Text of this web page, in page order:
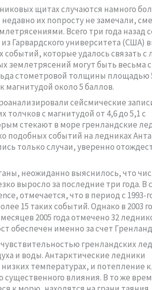
щитах случаются намного
их попросту не замечали,
Всего три года назад
Гарвардского университета (США)
которые удалось связать с
землетрясений могут быть весьма
стометровой толщины площадью
около 5 баллов.
сейсмические
толчков с магнитудой от 4,6 до 5,1 с
стекают в море гренландские
подобных событий на ледниках
только случаи, уверенно
неожиданно выяснилось, что
выросло за последние три года. В
отмечается, что в период с 1993-
15 таких событий. Однако в 2003
2005 года отмечено 32
обеспечен именно за счет
гренландских
и воды. Антарктические ледники
температурах, и потепление
существенного влияния. В то же